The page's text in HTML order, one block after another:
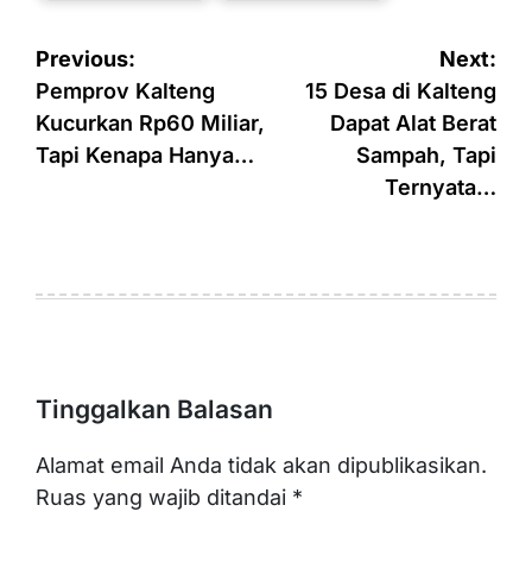
Navigasi
pos
Previous:
Pemprov Kalteng
Kucurkan Rp60 Miliar,
Tapi Kenapa Hanya…
Next:
15 Desa di Kalteng
Dapat Alat Berat
Sampah, Tapi
Ternyata…
Tinggalkan Balasan
Alamat email Anda tidak akan dipublikasikan.
Ruas yang wajib ditandai *